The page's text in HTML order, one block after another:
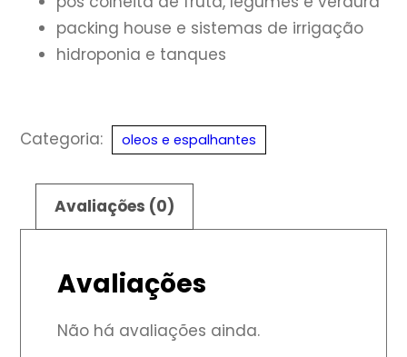
packing house e sistemas de irrigação
hidroponia e tanques
Categoria: oleos e espalhantes
Avaliações (0)
Avaliações
Não há avaliações ainda.